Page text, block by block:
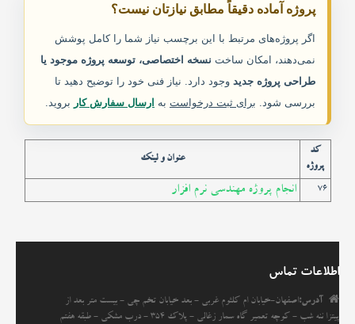
جستجو در وب سایت
خدمات ما
مقاله ها
انجمن
پروژه آماده دقیقاً مطابق نیازتان نیست؟
اگر پروژه‌های مرتبط با این برچسب نیاز شما را کامل پوشش
نمی‌دهند، امکان ساخت نسخه اختصاصی، توسعه پروژه موجود یا
طراحی پروژه جدید وجود دارد. نیاز فنی خود را توضیح دهید تا
بررسی شود. برای ثبت درخواست به ارسال سفارش کار بروید.
کد
پروژه
عنوان و لینک
76 انجام پروژه مهندسی نرم افزار
اطلاعات تماس
آدرس:اصفهان-خیابان ام کلثوم غربی - بعد خیابان تخم چی - بیست متر بعد از
پیتزا ننه شب - کوچه تعمیر گاه سمار زغالی - پلاک 354 - درب مشکی - طبقه هفتم